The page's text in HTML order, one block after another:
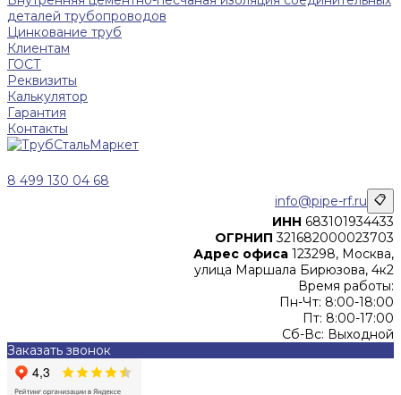
деталей трубопроводов
Цинкование труб
Клиентам
ГОСТ
Реквизиты
Калькулятор
Гарантия
Контакты
8 499 130 04 68
info@pipe-rf.ru 📋
ИНН 683101934433
ОГРНИП 321682000023703
Адрес офиса 123298, Москва,
улица Маршала Бирюзова, 4к2
Время работы:
Пн-Чт: 8:00-18:00
Пт: 8:00-17:00
Сб-Вс: Выходной
Заказать звонок